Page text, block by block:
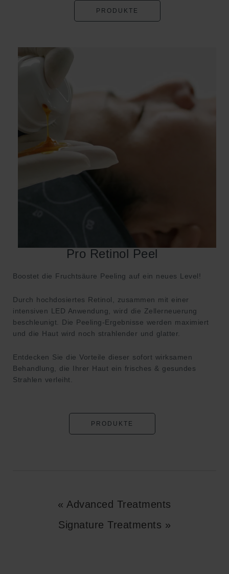
PRODUKTE
Pro Retinol Peel
Boostet die Fruchtsäure Peeling auf ein neues Level!
Durch hochdosiertes Retinol, zusammen mit einer
intensiven LED Anwendung, wird die Zellerneuerung
beschleunigt. Die Peeling-Ergebnisse werden maximiert
und die Haut wird noch strahlender und glatter.
Entdecken Sie die Vorteile dieser sofort wirksamen
Behandlung, die Ihrer Haut ein frisches & gesundes
Strahlen verleiht.
PRODUKTE
« Advanced Treatments
Signature Treatments »